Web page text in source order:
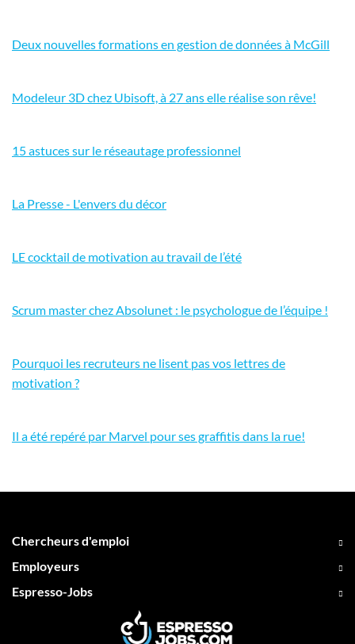
Deux nouvelles formations en gestion de données à McGill
Modeleur 3D chez Ubisoft, à 27 ans elle réalise son rêve!
15 astuces sur le réseautage professionnel
La Presse - L'envers du décor
LE cocktail de motivation au travail de l’été
Scrum master chez Absolunet : le psychologue de l’équipe !
Pourquoi les recruteurs ne lisent pas vos lettres de
motivation ?
Il a été repéré par Marvel pour ses graffitis dans la rue!
Chercheurs d'emploi
Employeurs
Espresso-Jobs